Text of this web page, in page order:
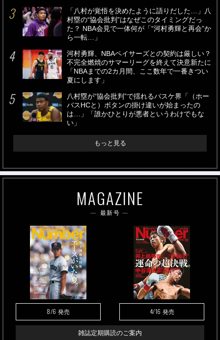
「八村が覚悟を決めたように語りだした…」八
村塁の“協会批判”はなぜこのタイミングだっ
た？ NBA会見で一体何が「“河村勇輝と再会”か
ら一転…」
河村勇輝、NBAペイサーズとの契約は厳しい？
不完全燃焼のサマーリーグを終えて決意新たに
「NBAまでの2カ月間、ここ数年で一番きつい
夏にします」
八村塁が“協会批判”で揺れるバスケ界「（ホー
バスHCと）ボタンの掛け違いが始まったの
は…」「誰かひとりが悪者というわけでもな
い」
もっと見る
MAGAZINE
最新号
8/6 発売 4/16 発売
雑誌定期購読のご案内